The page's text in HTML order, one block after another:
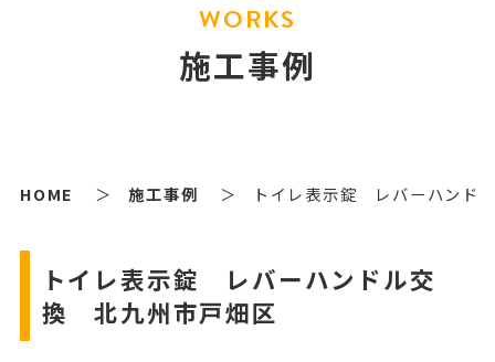
WORKS
施工事例
HOME 施工事例 トイレ表示錠 レバーハンド
トイレ表示錠 レバーハンドル交
換 北九州市戸畑区